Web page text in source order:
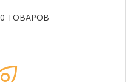
ТОВАРОВ